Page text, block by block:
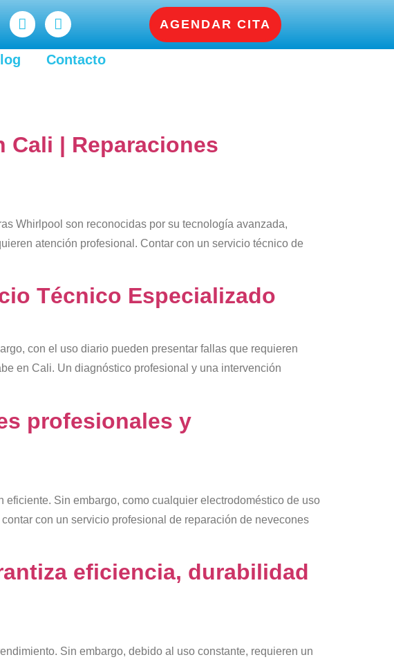
AGENDAR CITA
Contacto
Cali | Reparaciones
Whirlpool son reconocidas por su tecnología avanzada,
atención profesional. Contar con un servicio técnico de
Técnico Especializado
con el uso diario pueden presentar fallas que requieren
en Cali. Un diagnóstico profesional y una intervención
profesionales y
Sin embargo, como cualquier electrodoméstico de uso
con un servicio profesional de reparación de nevecones
eficiencia, durabilidad
Sin embargo, debido al uso constante, requieren un